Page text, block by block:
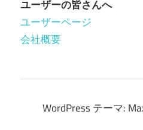
ア
ー
ユーザーの皆さんへ
ユーザーページ
会社概要
WordPress テーマ: